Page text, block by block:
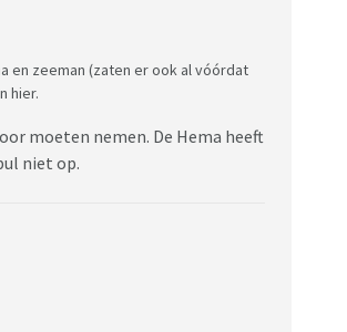
en zeeman (zaten er ook al vóórdat
hier.
moeten nemen. De Hema heeft
niet op.